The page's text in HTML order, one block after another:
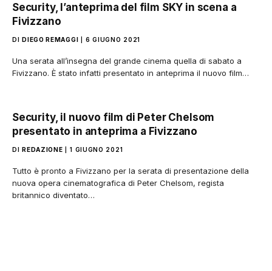
Security, l’anteprima del film SKY in scena a
Fivizzano
DI DIEGO REMAGGI 6 GIUGNO 2021
Una serata all’insegna del grande cinema quella di sabato a
Fivizzano. È stato infatti presentato in anteprima il nuovo film…
Security, il nuovo film di Peter Chelsom
presentato in anteprima a Fivizzano
DI REDAZIONE 1 GIUGNO 2021
Tutto è pronto a Fivizzano per la serata di presentazione della
nuova opera cinematografica di Peter Chelsom, regista
britannico diventato…